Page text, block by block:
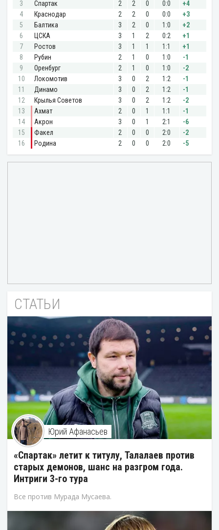
СТАТЬИ
Юрий Афанасьев
«Спартак» летит к титулу, Талалаев против
старых демонов, шанс на разгром года.
Интриги 3-го тура
Все против Мурада Мусаева.